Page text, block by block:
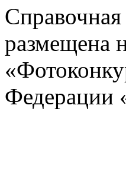
размещена
Федерации